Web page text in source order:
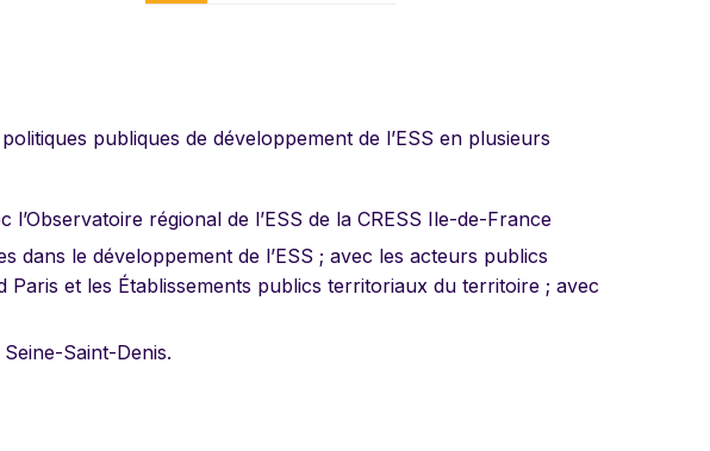
publiques de développement de l’ESS en plusieurs
régional de l’ESS de la CRESS Ile-de-France
dans le développement de l’ESS ; avec les acteurs publics
et les Établissements publics territoriaux du territoire ; avec
Saint-Denis.